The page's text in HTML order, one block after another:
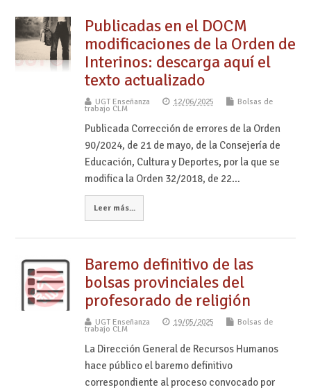
Publicadas en el DOCM
modificaciones de la Orden de
Interinos: descarga aquí el
texto actualizado
UGT Enseñanza 12/06/2025 Bolsas de
trabajo CLM
Publicada Corrección de errores de la Orden
90/2024, de 21 de mayo, de la Consejería de
Educación, Cultura y Deportes, por la que se
modifica la Orden 32/2018, de 22…
Leer más...
Baremo definitivo de las
bolsas provinciales del
profesorado de religión
UGT Enseñanza 19/05/2025 Bolsas de
trabajo CLM
La Dirección General de Recursos Humanos
hace público el baremo definitivo
correspondiente al proceso convocado por